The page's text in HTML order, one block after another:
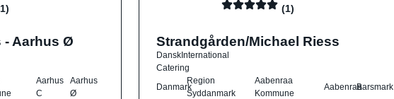
- Aarhus Ø
Aarhus
C
Aarhus
Ø
(1)
Strandgården/Michael Riess
DanskInternational
Catering
Danmark
Region
Syddanmark
Aabenraa
Kommune
AabenraaBarsmark